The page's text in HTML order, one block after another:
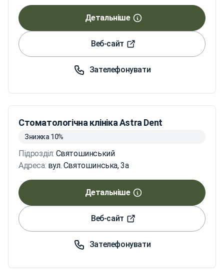
Детальніше
Веб-сайт
Зателефонувати
Стоматологічна клініка Astra Dent
Знижка 10%
Підрозділ: Святошинський
Адреса: вул. Святошинська, 3а
Детальніше
Веб-сайт
Зателефонувати